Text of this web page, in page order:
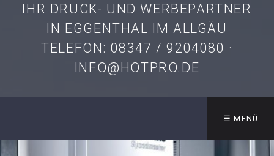
IHR DRUCK- UND WERBEPARTNER
IN EGGENTHAL IM ALLGÄU
TELEFON: 08347 / 9204080 ·
INFO@HOTPRO.DE
☰ MENÜ